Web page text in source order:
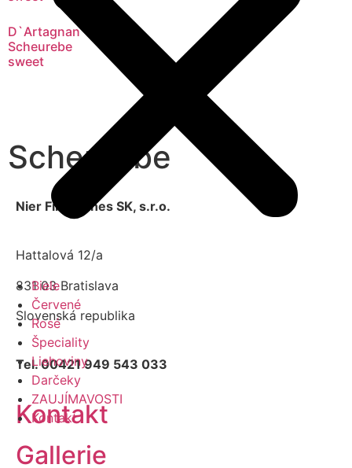
Biele
Červené
Rosé
Špeciality
Liehoviny
Darčeky
ZAUJÍMAVOSTI
Kontakt
D`Artagnan
Scheurebe
sweet
Scheurebe
Nier Fine Wines SK, s.r.o.
Hattalová 12/a
831 03 Bratislava
Slovenská republika
Tel. 00421 949 543 033
Kontakt
Gallerie